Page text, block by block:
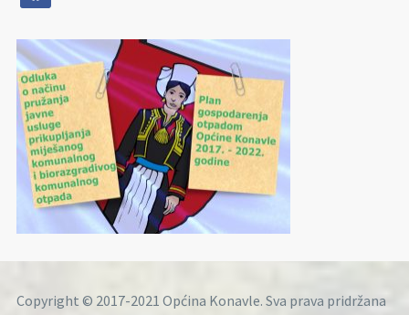
Copyright © 2017-2021 Općina Konavle. Sva prava pridržana